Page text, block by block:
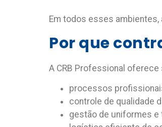
Em todos esses
Por que
A CRB Professional oferece
processos
controle de qualidade
gestão de uniformes e